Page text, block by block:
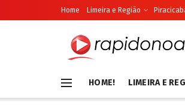
Home Limeira e Região
HOME! LIMEIRA E